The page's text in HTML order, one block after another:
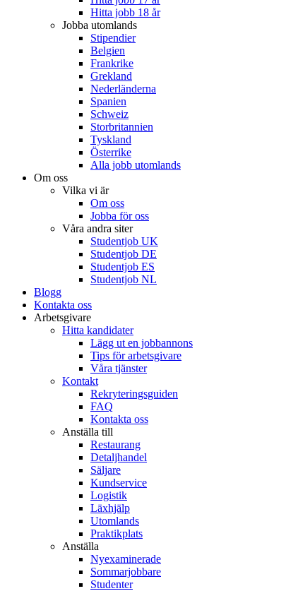
Hitta jobb 18 år
Jobba utomlands
Stipendier
Belgien
Frankrike
Grekland
Nederländerna
Spanien
Schweiz
Storbritannien
Tyskland
Österrike
Alla jobb utomlands
Om oss
Vilka vi är
Om oss
Jobba för oss
Våra andra siter
Studentjob UK
Studentjob DE
Studentjob ES
Studentjob NL
Blogg
Kontakta oss
Arbetsgivare
Hitta kandidater
Lägg ut en jobbannons
Tips för arbetsgivare
Våra tjänster
Kontakt
Rekryteringsguiden
FAQ
Kontakta oss
Anställa till
Restaurang
Detaljhandel
Säljare
Kundservice
Logistik
Läxhjälp
Utomlands
Praktikplats
Anställa
Nyexaminerade
Sommarjobbare
Studenter